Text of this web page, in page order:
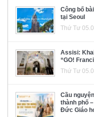
Công bố
tại Seoul
Thứ Tư
Assisi:
“GO!
Thứ Tư
Cầu
thành phố
Đức Giáo